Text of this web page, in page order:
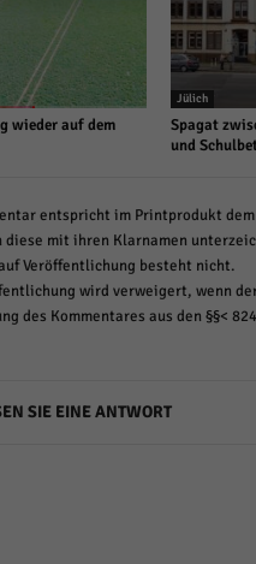
wieder auf dem
Jülich
Spagat
und
entspricht im Printprodukt
diese mit ihren Klarnamen
Veröffentlichung besteht nicht.
wird verweigert, wenn
des Kommentares aus den §§<
SIE EINE ANTWORT